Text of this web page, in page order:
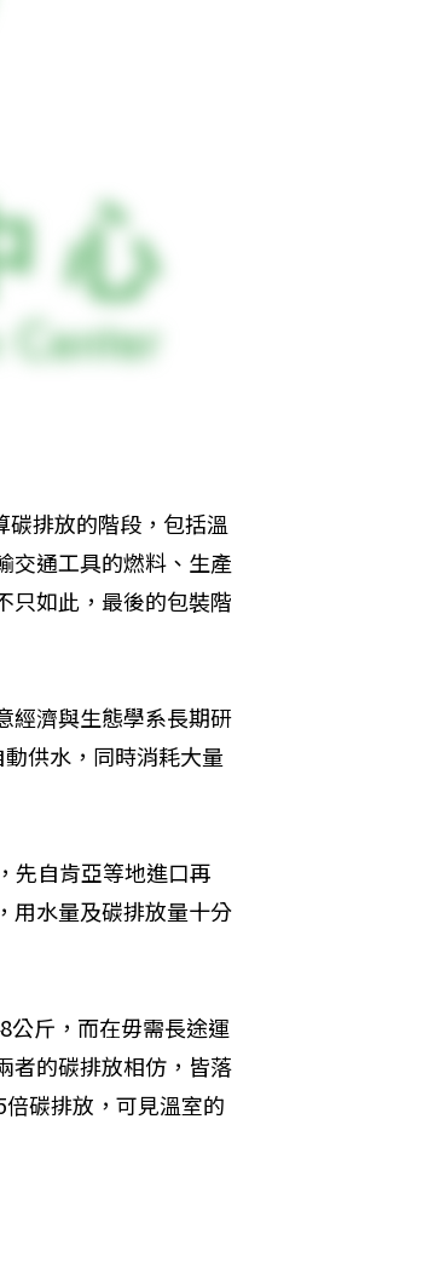
排放的階段，包括溫
交通工具的燃料、生產
只如此，最後的包裝階
經濟與生態學系長期研
供水，同時消耗大量
先自肯亞等地進口再
用水量及碳排放量十分
公斤，而在毋需長途運
者的碳排放相仿，皆落
碳排放，可見溫室的